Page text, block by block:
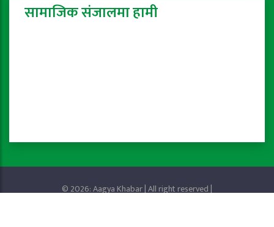
सामाजिक संजालमा हामी
© 2026: Aagya Khabar | All right reserved |